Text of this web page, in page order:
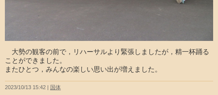
大勢の観客の前で，リハーサルより緊張しましたが，精一杯踊る
ことができました。
またひとつ，みんなの楽しい思い出が増えました。
2023/10/13 15:42 国体